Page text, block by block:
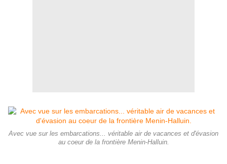
Avec vue sur les embarcations... véritable air de vacances et d'évasion
au coeur de la frontière Menin-Halluin.